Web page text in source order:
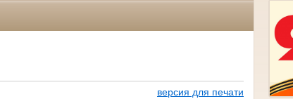
версия для печати